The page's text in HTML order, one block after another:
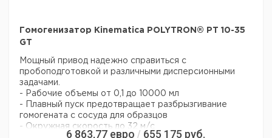
Гомогенизатор Kinematica POLYTRON® PT 10-35
GT
Мощный привод надежно справиться с
пробоподготовкой и различными дисперсионными
задачами.
- Рабочие объемы от 0,1 до 10000 мл
- Плавный пуск предотвращает разбрызгивание
гомогената с сосуда для образцов
- Окружная скорость до 32 м/с
6 863,77 евро / 655 175 руб.